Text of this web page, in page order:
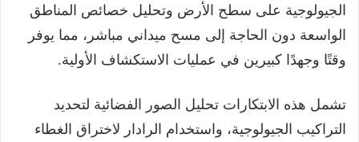
الجيولوجية على سطح الأرض وتحليل خصائص المناطق
الواسعة دون الحاجة إلى مسح ميداني مباشر، مما يوفر
وقتًا وجهدًا كبيرين في عمليات الاستكشاف الأولية.
تشمل هذه الابتكارات تحليل الصور الفضائية لتحديد
التراكيب الجيولوجية، واستخدام الرادار لاختراق الغطاء